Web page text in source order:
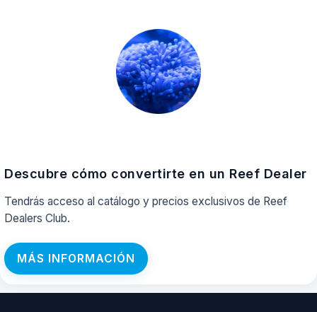
Descubre cómo convertirte en un Reef Dealer
Tendrás acceso al catálogo y precios exclusivos de Reef
Dealers Club.
MÁS INFORMACIÓN